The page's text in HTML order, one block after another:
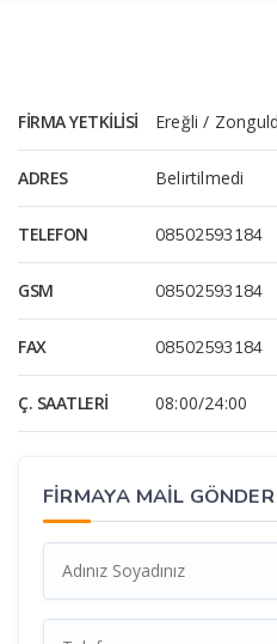
FIRMA YETKILISI Ereğli /
ADRES Belirtilmedi
TELEFON 08502593184
GSM 08502593184
FAX 08502593184
Ç. SAATLERI 08:00/24:00
FİRMAYA MAİL GÖNDER